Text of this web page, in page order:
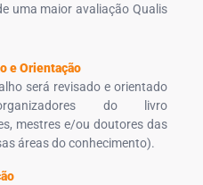
uma maior avaliação Qualis
e Orientação
será revisado e orientado
do livro
mestres e/ou doutores das
áreas do conhecimento).